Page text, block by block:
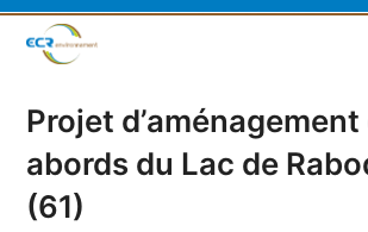
Projet d’aménagement
abords du Lac de
(61)